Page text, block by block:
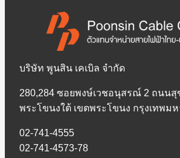
บริษัท พูนสิน เคเบิล จำกัด
280,284 ซอยพงษ์เวชอนุสรณ์ 2 ถนน
พระโขนงใต้ เขตพระโขนง กรุงเทพม
02-741-4555
02-741-4573-78